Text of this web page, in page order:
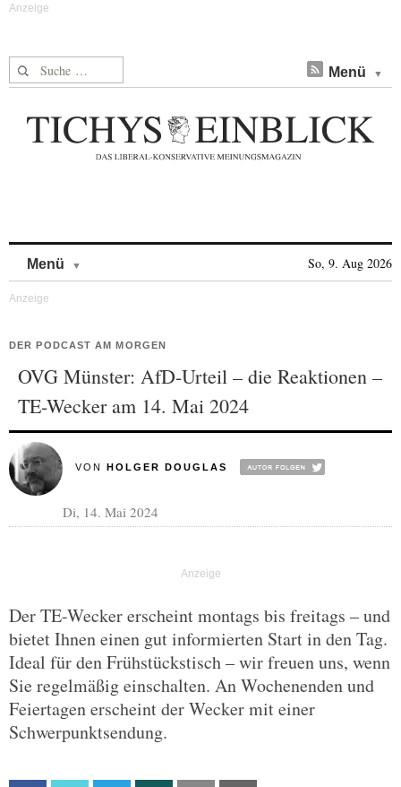
Suche nach: Menü
Menü So, 9. Aug 2026
DER PODCAST AM MORGEN
OVG Münster: AfD-Urteil – die Reaktionen –
TE-Wecker am 14. Mai 2024
VON HOLGER DOUGLAS
Di, 14. Mai 2024
Der TE-Wecker erscheint montags bis freitags – und
bietet Ihnen einen gut informierten Start in den Tag.
Ideal für den Frühstückstisch – wir freuen uns, wenn
Sie regelmäßig einschalten. An Wochenenden und
Feiertagen erscheint der Wecker mit einer
Schwerpunktsendung.